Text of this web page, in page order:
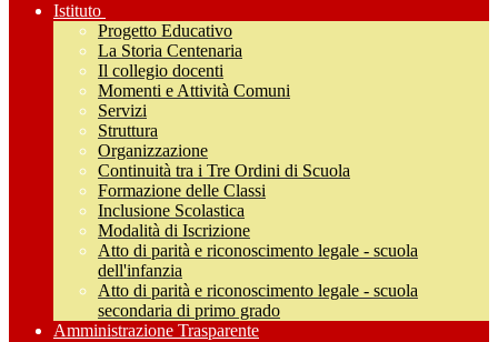
Istituto
Progetto Educativo
La Storia Centenaria
Il collegio docenti
Momenti e Attività Comuni
Servizi
Struttura
Organizzazione
Continuità tra i Tre Ordini di Scuola
Formazione delle Classi
Inclusione Scolastica
Modalità di Iscrizione
Atto di parità e riconoscimento legale - scuola
dell'infanzia
Atto di parità e riconoscimento legale - scuola
secondaria di primo grado
Amministrazione Trasparente